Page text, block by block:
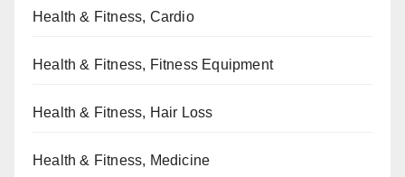
Health & Fitness, Cardio
Health & Fitness, Fitness Equipment
Health & Fitness, Hair Loss
Health & Fitness, Medicine